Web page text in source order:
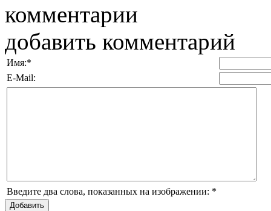
комментарии
добавить комментарий
Имя:*
E-Mail:
Введите два слова, показанных на изображении: *